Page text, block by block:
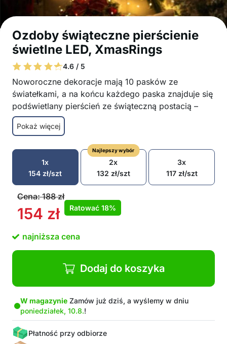
Ozdoby świąteczne pierścienie
świetlne LED, XmasRings
4.6 / 5
Noworoczne dekoracje mają 10 pasków ze
światełkami, a na końcu każdego paska znajduje się
podświetlany pierścień ze świąteczną postacią –
Mikołajem, jeleniem, bałwanem, świąteczną czapką
lub choinką.
Magiczne dekoracje świąteczne doskonale
rozświetlą Twoje mieszkanie
Noworoczne dekoracje tworzą wspaniałą
świąteczną atmosferę
10 pierścieni z uroczymi figurkami – Mikołaj,
jeleń, bałwan, czapka świąteczna, choinka
Świetny pomysł na okna, drzwi, płoty, ściany,
Haki do szybkiego i łatwego montażu
Opakowanie zawiera: 1x dekoracja świąteczna
(10 pasków z lampkami i pierścieniami oraz 5
różnych figurek).
Pokaż więcej
1x
154 zł/szt
Najlepszy wybór
2x
132 zł/szt
3x
117 zł/szt
Cena:188zł
154 zł Ratować 18%
najniższa cena
Dodaj do koszyka
W magazynie Zamów już dziś, a wyślemy w dniu
poniedziałek, 10.8.!
Płatność przy odbiorze